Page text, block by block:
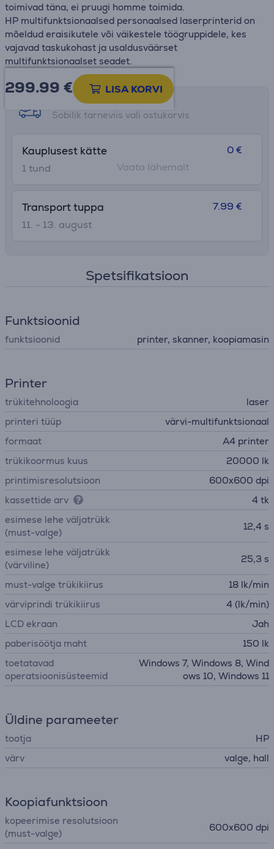
toimivad täna, ei pruugi homme toimida.
HP multifunktsionaalsed personaalsed laserprinterid on
mõeldud eraisikutele või väikestele töögruppidele, kes
vajavad taskukohast ja usaldusväärset
multifunktsionaalset seadet.
299.99 € LISA KORVI
Tarne võimalused
Sobilik tarneviis vali ostukorvis
Kauplusest kätte
1 tund
0 €
Vaata lähemalt
Transport tuppa
11. - 13. august
7.99 €
Spetsifikatsioon
Funktsioonid
funktsioonid printer, skanner, koopiamasin
Printer
trükitehnoloogia
laser
printeri tüüp
värvi-multifunktsionaal
formaat
A4 printer
trükikoormus kuus
20000 lk
printimisresolutsioon
600x600 dpi
kassettide arv
4 tk
esimese lehe väljatrükk
(must-valge)
12,4 s
esimese lehe väljatrükk
(värviline)
25,3 s
must-valge trükikiirus
18 lk/min
värviprindi trükikiirus
4 (lk/min)
LCD ekraan
Jah
paberisöötja maht
150 lk
toetatavad
operatsioonisüsteemid
Windows 7, Windows 8, Wind
ows 10, Windows 11
Üldine parameeter
tootja
HP
värv
valge, hall
Koopiafunktsioon
kopeerimise resolutsioon
(must-valge)
600x600 dpi